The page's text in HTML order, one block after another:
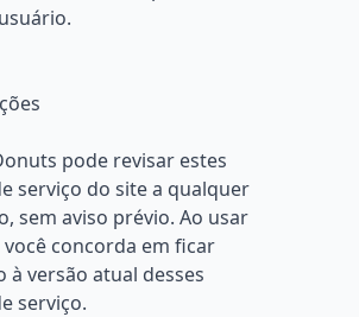
pode revisar estes
serviço do site a qualquer
sem aviso prévio. Ao usar
você concorda em ficar
à versão atual desses
serviço.